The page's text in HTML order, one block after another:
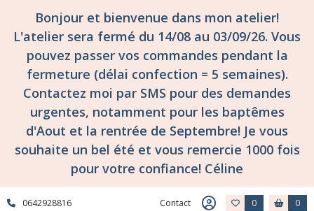
Bonjour et bienvenue dans mon atelier!
L'atelier sera fermé du 14/08 au 03/09/26. Vous
pouvez passer vos commandes pendant la
fermeture (délai confection = 5 semaines).
Contactez moi par SMS pour des demandes
urgentes, notamment pour les baptêmes
d'Aout et la rentrée de Septembre! Je vous
souhaite un bel été et vous remercie 1000 fois
pour votre confiance! Céline
0642928816 Contact 0 0